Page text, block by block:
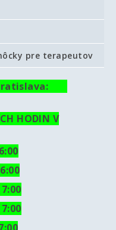
pre terapeutov
Bratislava:
HODIN V